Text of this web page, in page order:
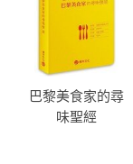
巴黎美食家的尋
味聖經